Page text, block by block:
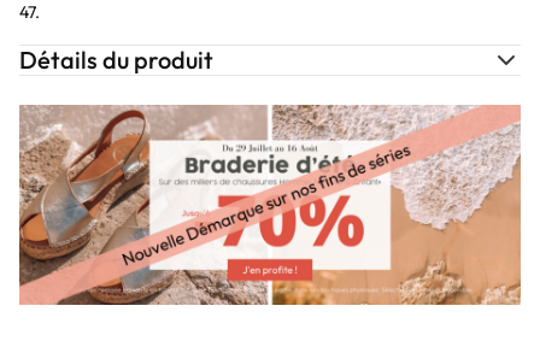
47.
Détails du produit